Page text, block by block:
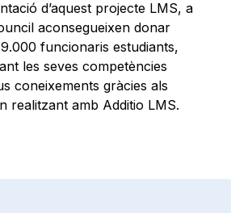
d’aquest projecte LMS, a
aconsegueixen donar
funcionaris estudiants,
les seves competències
coneixements gràcies als
realitzant amb Additio LMS.